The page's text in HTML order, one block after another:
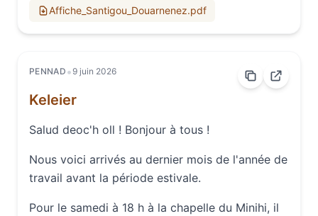
Affiche_Santigou_Douarnenez.pdf
PENNAD • 9 juin 2026
Keleier
Salud deoc'h oll ! Bonjour à tous !
Nous voici arrivés au dernier mois de l'année de
travail avant la période estivale.
Pour le samedi à 18 h à la chapelle du Minihi, il